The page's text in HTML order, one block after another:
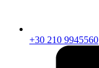
+30 210 9945560